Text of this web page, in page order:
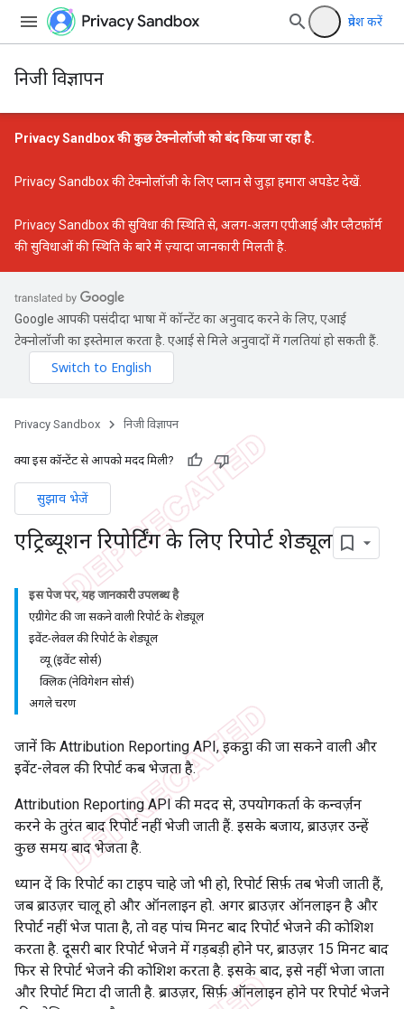
प्रवेश करें
निजी विज्ञापन
Privacy Sandbox की कुछ टेक्नोलॉजी को बंद किया जा रहा है.
Privacy Sandbox की टेक्नोलॉजी के लिए प्लान से जुड़ा हमारा अपडेटदेखें.
Privacy Sandbox की सुविधा की स्थितिसे, अलग-अलग एपीआई और प्लैटफ़ॉर्म
की सुविधाओं की स्थिति के बारे में ज़्यादा जानकारी मिलती है.
Google आपकी पसंदीदा भाषा में कॉन्टेंट का अनुवाद करने के लिए, एआई
टेक्नोलॉजी का इस्तेमाल करता है. एआई से मिले अनुवादों में गलतियां हो सकती हैं.
Privacy Sandbox निजी विज्ञापन
क्या इस कॉन्टेंट से आपको मदद मिली?
सुझाव भेजें
एट्रिब्यूशन रिपोर्टिंग के लिए रिपोर्ट शेड्यूल
इस पेज पर, यह जानकारी उपलब्ध है
एग्रीगेट की जा सकने वाली रिपोर्ट के शेड्यूल
इवेंट-लेवल की रिपोर्ट के शेड्यूल
व्यू (इवेंट सोर्स)
क्लिक (नेविगेशन सोर्स)
अगले चरण
जानें कि Attribution Reporting API, इकट्ठा की जा सकने वाली और
इवेंट-लेवल की रिपोर्ट कब भेजता है.
Attribution Reporting API की मदद से, उपयोगकर्ता के कन्वर्ज़न
करने के तुरंत बाद रिपोर्ट नहीं भेजी जाती हैं. इसके बजाय, ब्राउज़र उन्हें
कुछ समय बाद भेजता है.
ध्यान दें कि रिपोर्ट का टाइप चाहे जो भी हो, रिपोर्ट सिर्फ़ तब भेजी जाती हैं,
जब ब्राउज़र चालू हो और ऑनलाइन हो. अगर ब्राउज़र ऑनलाइन है और
रिपोर्ट नहीं भेज पाता है, तो वह पांच मिनट बाद रिपोर्ट भेजने की कोशिश
करता है. दूसरी बार रिपोर्ट भेजने में गड़बड़ी होने पर, ब्राउज़र 15 मिनट बाद
फिर से रिपोर्ट भेजने की कोशिश करता है. इसके बाद, इसे नहीं भेजा जाता
और रिपोर्ट मिटा दी जाती है. ब्राउज़र, सिर्फ़ ऑनलाइन होने पर रिपोर्ट भेजने